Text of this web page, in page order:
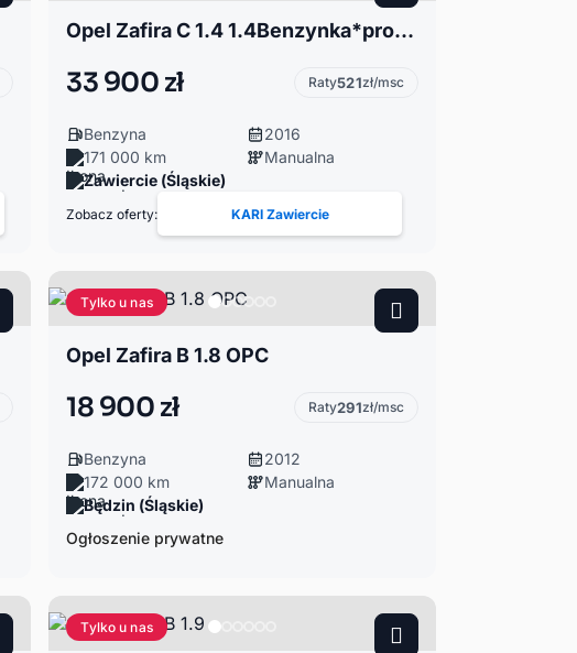
Opel Zafira C 1.4 1.4Benzynka*prosto z Niemiec
33 900 zł Raty521zł/msc
Benzyna
2016
171 000 km
Manualna
Zawiercie (Śląskie)
Zobacz oferty: KARI Zawiercie
Tylko u nas
Opel Zafira B 1.8 OPC
18 900 zł Raty291zł/msc
Benzyna
2012
172 000 km
Manualna
Będzin (Śląskie)
Ogłoszenie prywatne
Tylko u nas